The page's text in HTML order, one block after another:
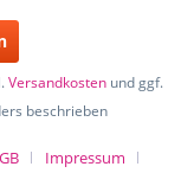
Versandkosten und ggf.
beschrieben
Impressum